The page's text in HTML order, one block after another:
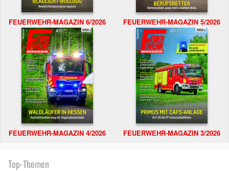
FEUERWEHR-MAGAZIN 6/2026 FEUERWEHR-MAGAZIN 5/2026
FEUERWEHR-MAGAZIN 4/2026 FEUERWEHR-MAGAZIN 3/2026
Top-Themen